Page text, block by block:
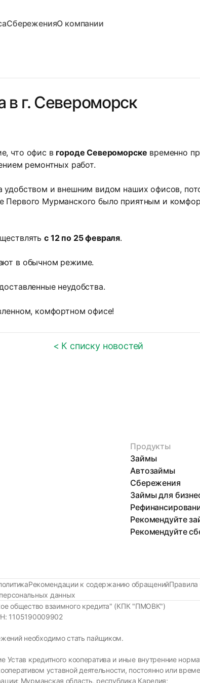
СбереженияО компании
в г. Североморск
что офис в городе Североморске временно
ремонтных работ.
и внешним видом наших офисов,
Первого Мурманского было приятным и
с 12 по 25 февраля.
в обычном режиме.
неудобства.
комфортном офисе!
< К списку новостей
Продукты
Займы
Автозаймы
Сбережения
Займы для
Рекомендуйте
Рекомендуйте
Рекомендации к содержанию обращенийПравила
данных
общество взаимного кредита" (КПК "ПМОВК")
1105190009902
необходимо стать пайщиком.
Устав кредитного кооператива и иные внутренние
уставной деятельности, постоянно или
Мурманская область, республика Карелия;